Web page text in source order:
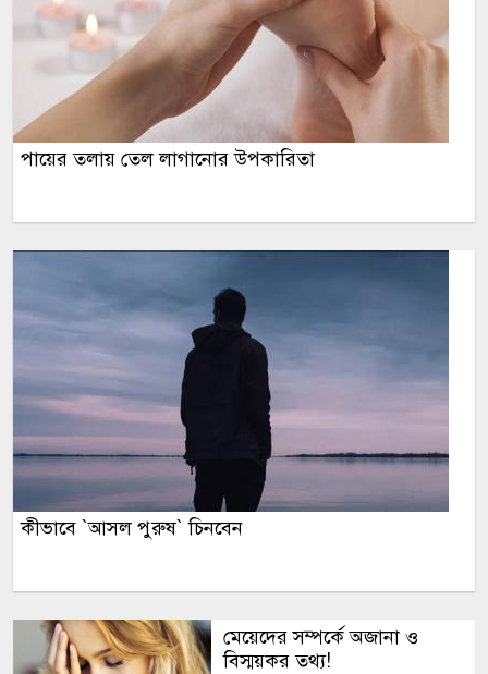
পায়ের তলায় তেল লাগানোর উপকারিতা
কীভাবে ‍‍`আসল পুরুষ‍‍` চিনবেন
মেয়েদের সম্পর্কে অজানা ও
বিস্ময়কর তথ্য!